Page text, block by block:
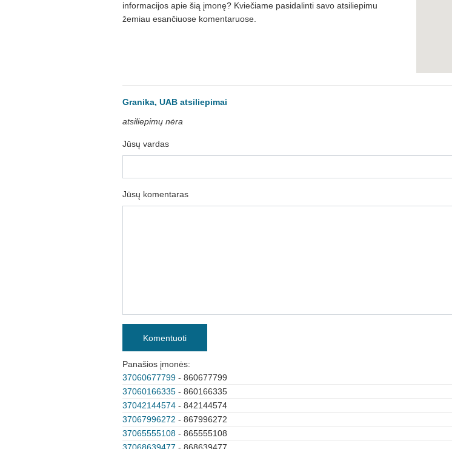
informacijos apie šią įmonę? Kviečiame pasidalinti savo atsiliepimu
žemiau esančiuose komentaruose.
Granika, UAB atsiliepimai
atsiliepimų nėra
Jūsų vardas
Jūsų komentaras
Komentuoti
Panašios įmonės:
37060677799 - 860677799
37060166335 - 860166335
37042144574 - 842144574
37067996272 - 867996272
37065555108 - 865555108